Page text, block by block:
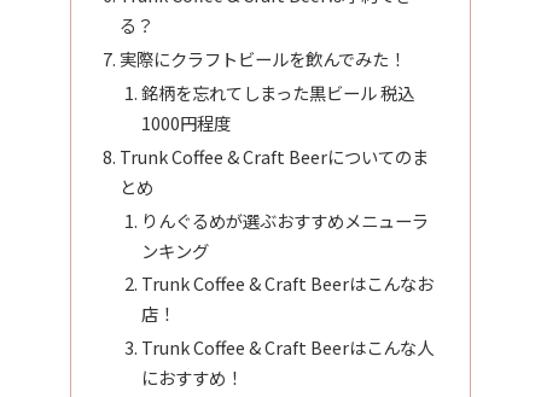
る？
実際にクラフトビールを飲んでみた！
銘柄を忘れてしまった黒ビール 税込
1000円程度
Trunk Coffee & Craft Beerについてのま
とめ
りんぐるめが選ぶおすすめメニューラ
ンキング
Trunk Coffee & Craft Beerはこんなお
店！
Trunk Coffee & Craft Beerはこんな人
におすすめ！